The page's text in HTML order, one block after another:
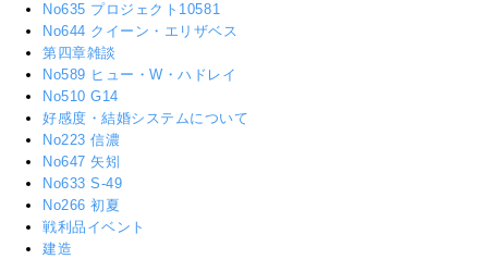
No635 プロジェクト10581
No644 クイーン・エリザベス
第四章雑談
No589 ヒュー・W・ハドレイ
No510 G14
好感度・結婚システムについて
No223 信濃
No647 矢矧
No633 S-49
No266 初夏
戦利品イベント
建造